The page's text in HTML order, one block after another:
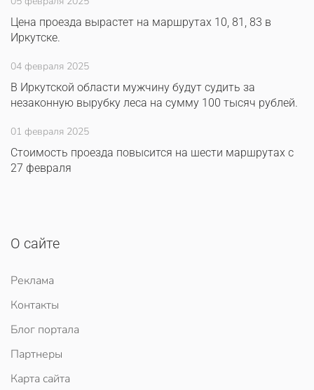
Цена проезда вырастет на маршрутах 10, 81, 83 в
Иркутске.
04 февраля 2025
В Иркутской области мужчину будут судить за
незаконную вырубку леса на сумму 100 тысяч рублей.
01 февраля 2025
Стоимость проезда повысится на шести маршрутах с
27 февраля
О сайте
Реклама
Контакты
Блог портала
Партнеры
Карта сайта